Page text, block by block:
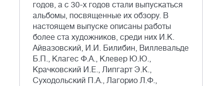
годов, а с 30-х годов стали выпускаться
альбомы, посвященные их обзору. В
настоящем выпуске описаны работы
более ста художников, среди них И.К.
Айвазовский, И.И. Билибин, Виллевальде
Б.П., Клагес Ф.А., Клевер Ю.Ю.,
Крачковский И.Е., Липгарт Э.К.,
Суходольский П.А., Лагорио Л.Ф.,